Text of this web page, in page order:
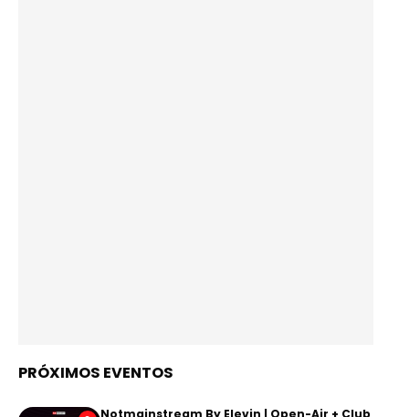
PRÓXIMOS EVENTOS
Notmainstream By Elevin | Open-Air + Club